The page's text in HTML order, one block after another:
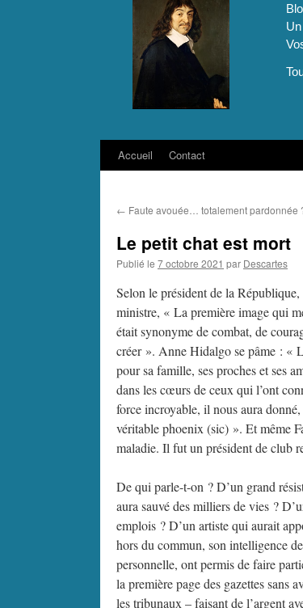
Aller
contenu
Accueil Contact
← Faute avouée… totalement pardonnée
Le petit chat est mort
Publié le 7 octobre 2021 par Descartes
Selon le président de la
ministre, « La première image qui
était synonyme de combat, de
créer ». Anne Hidalgo se pâme : «
pour sa famille, ses proches et ses
dans les cœurs de ceux qui l’ont
force incroyable, il nous aura
véritable phoenix (sic) ». Et même
maladie. Il fut un président de club
De qui parle-t-on ? D’un grand
aura sauvé des milliers de vies ?
emplois ? D’un artiste qui aurait
hors du commun, son intelligence
personnelle, ont permis de faire
la première page des gazettes sans
les tribunaux – faisant de l’argent